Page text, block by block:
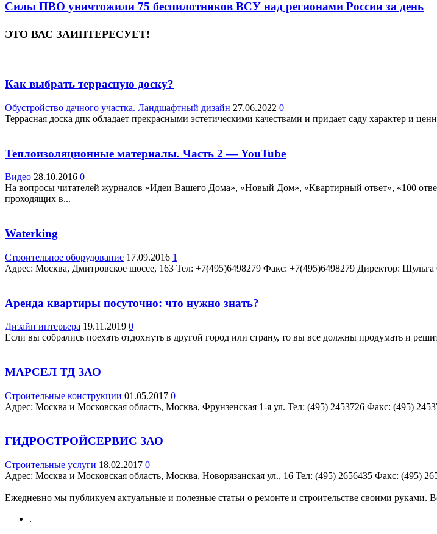
Силы ПВО уничтожили 75 беспилотников ВСУ над регионами России за день
ЭТО ВАС ЗАИНТЕРЕСУЕТ!
Как выбрать террасную доску?
Обустройство дачного участка. Ландшафтный дизайн 27.06.2022 0
Террасная доска дпк обладает прекрасными эстетическими качествами и придает саду характер и
Теплоизоляционные материалы. Часть 2 — YouTube
Видео 28.10.2016 0
На вопросы читателей журналов «Идеи Вашего Дома», «Новый Дом», «Квартирный ответ», «100
проходящих в...
Waterking
Строительное оборудование 17.09.2016 1
Адрес: Москва, Дмитровское шоссе, 163 Teл: +7(495)6498279 Факс: +7(495)6498279 Директор: Шульга
Аренда квартиры посуточно: что нужно знать?
Дизайн интерьера 19.11.2019 0
Если вы собрались поехать отдохнуть в другой город или страну, то вы все должны продумать и
МАРСЕЛ ТД ЗАО
Строительные конструкции 01.05.2017 0
Адрес: Москва и Московская область, Москва, Фрунзенская 1-я ул. Teл: (495) 2453726 Факс: (495)
ГИДРОСТРОЙСЕРВИС ЗАО
Строительные услуги 18.02.2017 0
Адрес: Москва и Московская область, Москва, Новорязанская ул., 16 Teл: (495) 2656435 Факс: (495)
Ежедневно мы публикуем актуальные и полезные статьи о ремонте и строительстве своими руками.
.